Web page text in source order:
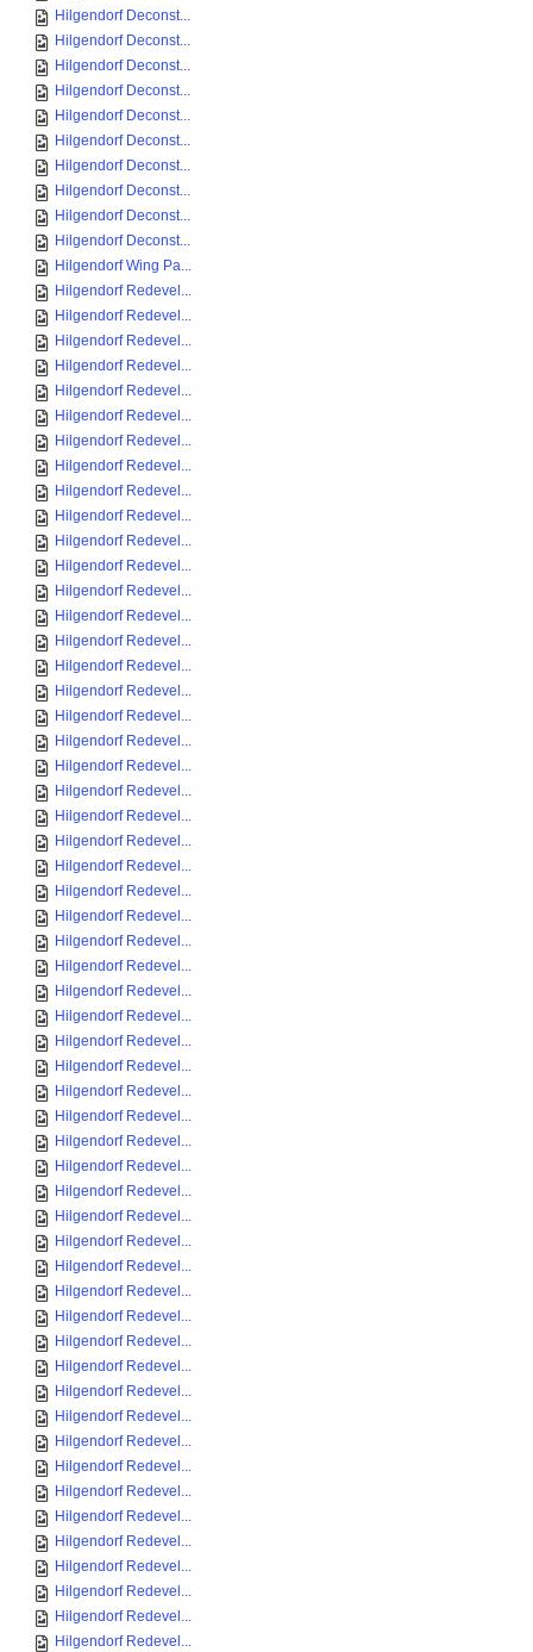
Hilgendorf Deconst...
Hilgendorf Deconst...
Hilgendorf Deconst...
Hilgendorf Deconst...
Hilgendorf Deconst...
Hilgendorf Deconst...
Hilgendorf Deconst...
Hilgendorf Deconst...
Hilgendorf Deconst...
Hilgendorf Deconst...
Hilgendorf Wing Pa...
Hilgendorf Redevel...
Hilgendorf Redevel...
Hilgendorf Redevel...
Hilgendorf Redevel...
Hilgendorf Redevel...
Hilgendorf Redevel...
Hilgendorf Redevel...
Hilgendorf Redevel...
Hilgendorf Redevel...
Hilgendorf Redevel...
Hilgendorf Redevel...
Hilgendorf Redevel...
Hilgendorf Redevel...
Hilgendorf Redevel...
Hilgendorf Redevel...
Hilgendorf Redevel...
Hilgendorf Redevel...
Hilgendorf Redevel...
Hilgendorf Redevel...
Hilgendorf Redevel...
Hilgendorf Redevel...
Hilgendorf Redevel...
Hilgendorf Redevel...
Hilgendorf Redevel...
Hilgendorf Redevel...
Hilgendorf Redevel...
Hilgendorf Redevel...
Hilgendorf Redevel...
Hilgendorf Redevel...
Hilgendorf Redevel...
Hilgendorf Redevel...
Hilgendorf Redevel...
Hilgendorf Redevel...
Hilgendorf Redevel...
Hilgendorf Redevel...
Hilgendorf Redevel...
Hilgendorf Redevel...
Hilgendorf Redevel...
Hilgendorf Redevel...
Hilgendorf Redevel...
Hilgendorf Redevel...
Hilgendorf Redevel...
Hilgendorf Redevel...
Hilgendorf Redevel...
Hilgendorf Redevel...
Hilgendorf Redevel...
Hilgendorf Redevel...
Hilgendorf Redevel...
Hilgendorf Redevel...
Hilgendorf Redevel...
Hilgendorf Redevel...
Hilgendorf Redevel...
Hilgendorf Redevel...
Hilgendorf Redevel...
Hilgendorf Redevel...